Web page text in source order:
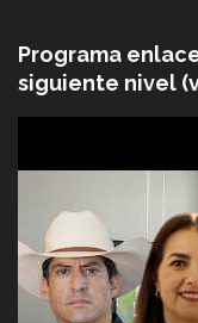
Programa
siguiente nivel